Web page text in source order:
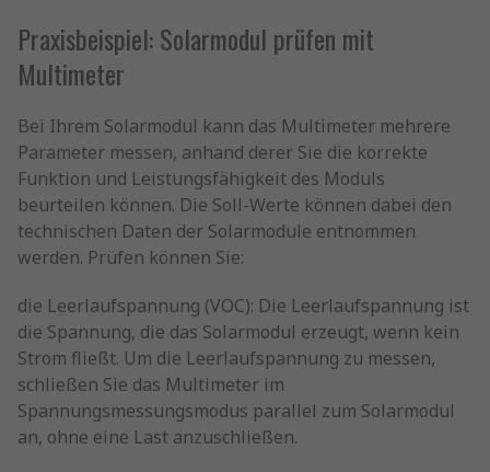
Praxisbeispiel: Solarmodul prüfen mit
Multimeter
Bei Ihrem Solarmodul kann das Multimeter mehrere
Parameter messen, anhand derer Sie die korrekte
Funktion und Leistungsfähigkeit des Moduls
beurteilen können. Die Soll-Werte können dabei den
technischen Daten der Solarmodule entnommen
werden. Prüfen können Sie:
die Leerlaufspannung (VOC): Die Leerlaufspannung ist
die Spannung, die das Solarmodul erzeugt, wenn kein
Strom fließt. Um die Leerlaufspannung zu messen,
schließen Sie das Multimeter im
Spannungsmessungsmodus parallel zum Solarmodul
an, ohne eine Last anzuschließen.